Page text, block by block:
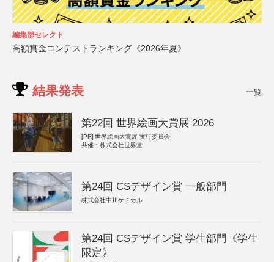
編集部セレクト
高額賞金コンテストランキング《2026年夏》
結果発表 一覧
第22回 世界絵画大賞展 2026
[PR] 世界絵画大賞展 実行委員会
共催：株式会社世界堂
第24回 CSデザイン賞 一般部門
株式会社中川ケミカル
第24回 CSデザイン賞 学生部門《学生
限定》